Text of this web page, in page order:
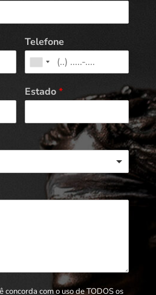
Telefone
Estado*
concorda com o uso de TODOS os